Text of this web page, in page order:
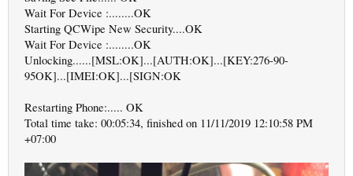
Wait For Device :........OK
Starting QCWipe New Security....OK
Wait For Device :........OK
Unlocking......[MSL:OK]...[AUTH:OK]...[KEY:276-90-
95OK]...[IMEI:OK]...[SIGN:OK
Restarting Phone:..... OK
Total time take: 00:05:34, finished on 11/11/2019 12:10:58 PM
+07:00